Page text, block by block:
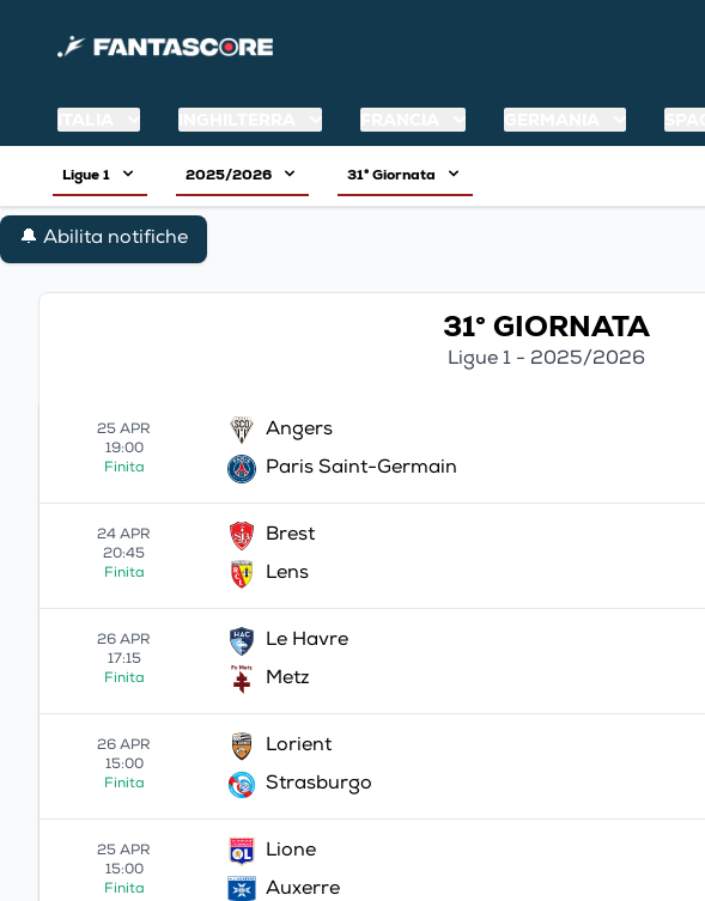
Ligue 1 2025/2026 31° Giornata
🔔 Abilita notifiche
31° GIORNATA
Ligue 1 - 2025/2026
25 APR
19:00
Finita
Angers
Paris Saint-Germain
24 APR
20:45
Finita
Brest
Lens
26 APR
17:15
Finita
Le Havre
Metz
26 APR
15:00
Finita
Lorient
Strasburgo
25 APR
15:00
Finita
Lione
Auxerre